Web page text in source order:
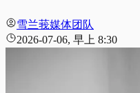
雪兰莪媒体团队
2026-07-06, 早上 8:30